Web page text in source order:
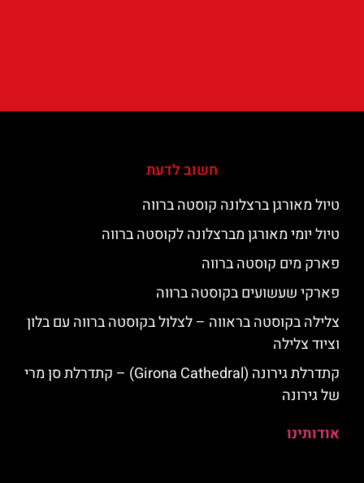
חשוב לדעת
טיול מאורגן ברצלונה קוסטה ברווה
טיול יומי מאורגן מברצלונה לקוסטה ברווה
פארק מים קוסטה ברווה
פארקי שעשועים בקוסטה ברווה
צלילה בקוסטה בראווה – לצלול בקוסטה ברווה עם בלון
וציוד צלילה
קתדרלת גירונה (Girona Cathedral) – קתדרלת סן מרי
של גירונה
אודותינו